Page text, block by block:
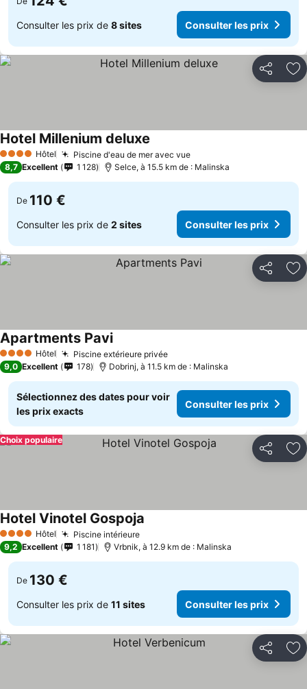
Consulter les prix de 8 sites Consulter les prix
Partager
4 Étoiles Hôtel Piscine d'eau de mer avec vue
Hotel Millenium deluxe
8,7 Excellent 1 128 Selce, à 15.5 km de : Malinska
De 110 €
Consulter les prix de 2 sites Consulter les prix
Partager
4 Étoiles Hôtel Piscine extérieure privée
Apartments Pavi
9,0 Excellent 178 Dobrinj, à 11.5 km de : Malinska
Sélectionnez des dates pour voir
les prix exacts
Consulter les prix
Partager
Choix populaire
4 Étoiles Hôtel Piscine intérieure
Hotel Vinotel Gospoja
9,2 Excellent 1 181 Vrbnik, à 12.9 km de : Malinska
De 130 €
Consulter les prix de 11 sites Consulter les prix
Partager